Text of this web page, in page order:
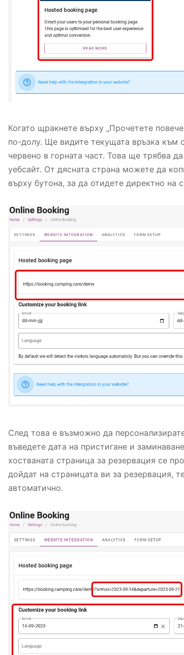
Когато щракнете върху „Прочетете
по-долу. Ще видите текущата връзка към
червено в горната част. Това ще трябва
уебсайт. От дясната страна можете да
върху бутона, за да отидете директно на
След това е възможно да
въведете дата на пристигане и
хостваната страница за резервация се
дойдат на страницата ви за резервация,
автоматично.